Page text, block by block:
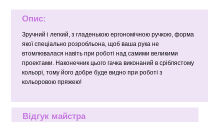
Опис:
Зручний і легкий, з гладенькою ергономічною ручкою, форма
якої спеціально розробльона, щоб ваша рука не
втомлювалася навіть при роботі над самими великими
проектами. Наконечник цього гачка виконаний в сріблястому
кольорі, тому його добре буде видно при роботі з
кольоровою пряжею!
Відгук майстра